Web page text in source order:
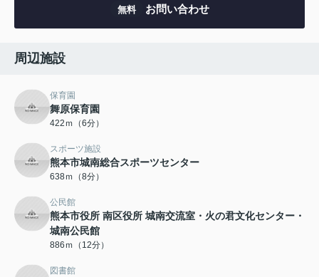
無料 お問い合わせ
周辺施設
保育園
舞原保育園
422ｍ（6分）
スポーツ施設
熊本市城南総合スポーツセンター
638ｍ（8分）
公民館
熊本市役所 南区役所 城南交流室・火の君文化センター・
城南公民館
886ｍ（12分）
図書館